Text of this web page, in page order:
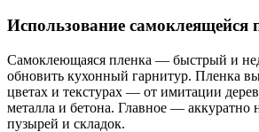
Использование самоклеящейся
Самоклеющаяся пленка — быстрый и
обновить кухонный гарнитур. Пленка
цветах и текстурах — от имитации
металла и бетона. Главное — аккуратно
пузырей и складок.